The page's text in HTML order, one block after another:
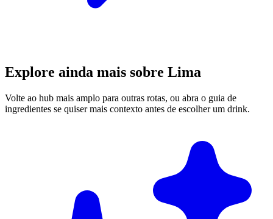
Explore ainda mais sobre Lima
Volte ao hub mais amplo para outras rotas, ou abra o guia de
ingredientes se quiser mais contexto antes de escolher um drink.